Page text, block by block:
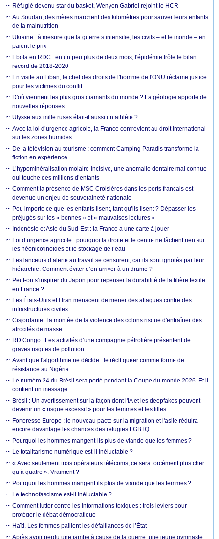
Réfugié devenu star du basket, Wenyen Gabriel rejoint le HCR
Au Soudan, des mères marchent des kilomètres pour sauver leurs enfants
de la malnutrition
Ukraine : à mesure que la guerre s’intensifie, les civils – et le monde – en
paient le prix
Ebola en RDC : en un peu plus de deux mois, l'épidémie frôle le bilan
record de 2018-2020
En visite au Liban, le chef des droits de l'homme de l'ONU réclame justice
pour les victimes du conflit
D'où viennent les plus gros diamants du monde ? La géologie apporte de
nouvelles réponses
Ulysse aux mille ruses était-il aussi un athlète ?
Avec la loi d’urgence agricole, la France contrevient au droit international
sur les zones humides
De la télévision au tourisme : comment Camping Paradis transforme la
fiction en expérience
L’hypominéralisation molaire-incisive, une anomalie dentaire mal connue
qui touche des millions d’enfants
Comment la présence de MSC Croisières dans les ports français est
devenue un enjeu de souveraineté nationale
Peu importe ce que les enfants lisent, tant qu’ils lisent ? Dépasser les
préjugés sur les « bonnes » et « mauvaises lectures »
Indonésie et Asie du Sud-Est : la France a une carte à jouer
Loi d’urgence agricole : pourquoi la droite et le centre ne lâchent rien sur
les néonicotinoïdes et le stockage de l’eau
Les lanceurs d’alerte au travail se censurent, car ils sont ignorés par leur
hiérarchie. Comment éviter d’en arriver à un drame ?
Peut-on s’inspirer du Japon pour repenser la durabilité de la filière textile
en France ?
Les États-Unis et l’Iran menacent de mener des attaques contre des
infrastructures civiles
Cisjordanie : la montée de la violence des colons risque d'entraîner des
atrocités de masse
RD Congo : Les activités d’une compagnie pétrolière présentent de
graves risques de pollution
Avant que l'algorithme ne décide : le récit queer comme forme de
résistance au Nigéria
Le numéro 24 du Brésil sera porté pendant la Coupe du monde 2026. Et il
contient un message.
Brésil : Un avertissement sur la façon dont l'IA et les deepfakes peuvent
devenir un « risque excessif » pour les femmes et les filles
Forteresse Europe : le nouveau pacte sur la migration et l'asile réduira
encore davantage les chances des réfugiés LGBTQ+
Pourquoi les hommes mangent-ils plus de viande que les femmes ?
Le totalitarisme numérique est-il inéluctable ?
« Avec seulement trois opérateurs télécoms, ce sera forcément plus cher
qu’à quatre ». Vraiment ?
Pourquoi les hommes mangent ils plus de viande que les femmes ?
Le technofascisme est-il inéluctable ?
Comment lutter contre les informations toxiques : trois leviers pour
protéger le débat démocratique
Haïti. Les femmes pallient les défaillances de l’État
Après avoir perdu une jambe à cause de la guerre, une jeune gymnaste